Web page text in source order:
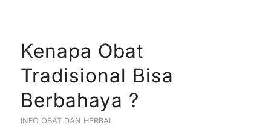
Kenapa Obat
Tradisional Bisa
Berbahaya ?
INFO OBAT DAN HERBAL